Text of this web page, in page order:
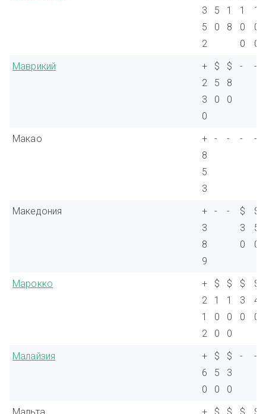
3
5
2
5
0
1
8
1
0
0
1
0
0
Маврикий
+
2
3
0
$
5
0
$
8
0
- -
Макао
+
8
5
3
- - - -
Македония
+
3
8
9
- -
$
3
0
$
5
0
Марокко
+
2
1
2
$
1
0
0
$
1
0
0
$
3
0
$
4
0
Малайзия
+
6
0
$
5
0
$
3
0
- -